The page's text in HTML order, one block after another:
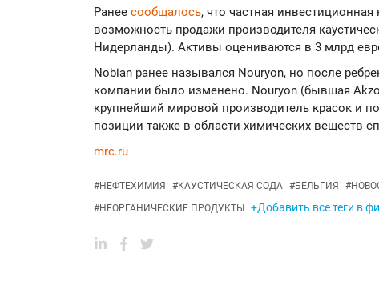
Ранее сообщалось, что частная
возможность продажи производителя
Нидерланды). Активы оцениваются в 3 млрд
Nobian ранее назывался Nouryon, но после
компании было изменено. Nouryon (бывшая
крупнейший мировой производитель красок и
позиции также в области химических веществ
mrc.ru
#НЕФТЕХИМИЯ #КАУСТИЧЕСКАЯ СОДА #БЕЛЬГИЯ #
#НЕОРГАНИЧЕСКИЕ ПРОДУКТЫ +Добавить все теги в